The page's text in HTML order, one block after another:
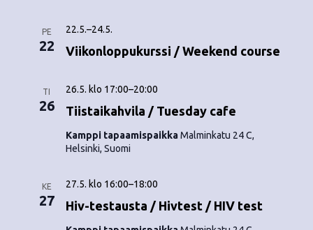
g
PE
22 Viikonloppukurssi / Weekend course
22.5.–24.5.
TI
26 Tiistaikahvila / Tuesday cafe
26.5. klo 17:00–20:00
Kamppi tapaamispaikkaMalminkatu 24 C,
Helsinki, Suomi
KE
27 Hiv-testausta / Hivtest / HIV test
27.5. klo 16:00–18:00